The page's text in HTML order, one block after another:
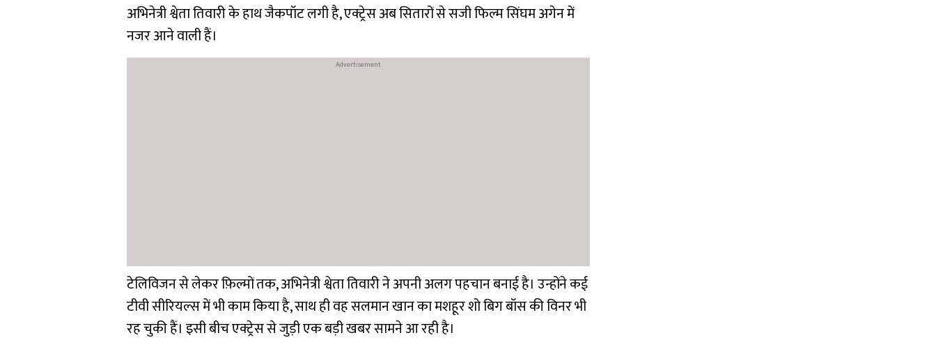
अभिनेत्री श्वेता तिवारी के हाथ जैकपॉट लगी है, एक्ट्रेस अब सितारों से सजी फिल्म सिंघम अगेन में
नजर आने वाली हैं।
टेलिविजन से लेकर फ़िल्मों तक, अभिनेत्री श्वेता तिवारी ने अपनी अलग पहचान बनाई है। उन्होंने कई
टीवी सीरियल्स में भी काम किया है, साथ ही वह सलमान खान का मशहूर शो बिग बॉस की विनर भी
रह चुकी हैं। इसी बीच एक्ट्रेस से जुड़ी एक बड़ी खबर सामने आ रही है।